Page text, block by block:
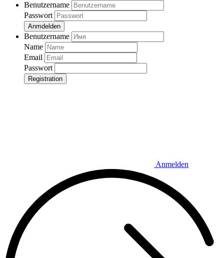
Benutzername
Passwort
Anmdelden
Benutzername
Name
Email
Passwort
Registration
Anmelden